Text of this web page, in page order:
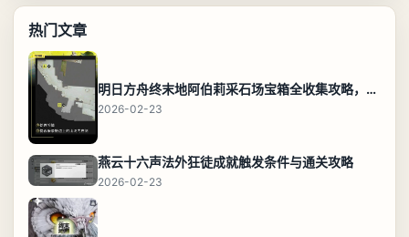
热门文章
明日方舟终末地阿伯莉采石场宝箱全收集攻略，全点位分布图与路线
2026-02-23
燕云十六声法外狂徒成就触发条件与通关攻略
2026-02-23